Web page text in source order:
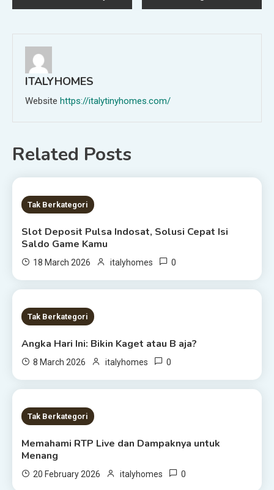
ITALYHOMES
Website https://italytinyhomes.com/
Related Posts
1 MIN READ
Tak Berkategori
Slot Deposit Pulsa Indosat, Solusi Cepat Isi
Saldo Game Kamu
18 March 2026 italyhomes 0
1 MIN READ
Tak Berkategori
Angka Hari Ini: Bikin Kaget atau B aja?
8 March 2026 italyhomes 0
2 MINS READ
Tak Berkategori
Memahami RTP Live dan Dampaknya untuk
Menang
20 February 2026 italyhomes 0